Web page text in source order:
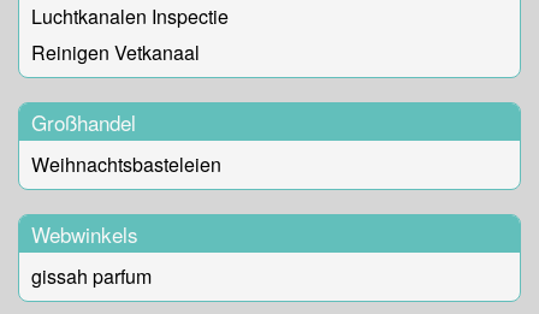
Luchtkanalen Inspectie
Reinigen Vetkanaal
Großhandel
Weihnachtsbasteleien
Webwinkels
gissah parfum